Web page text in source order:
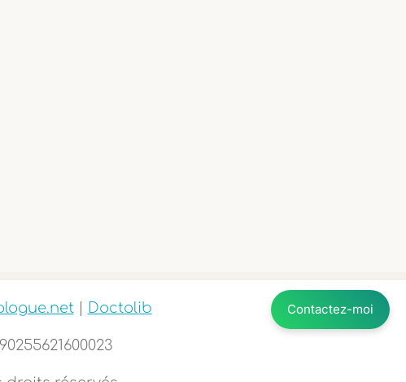
Contactez-moi
| Doctolib